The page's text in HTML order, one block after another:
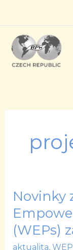
obsah
Novinky
(WEPs)
aktualita,
Novinky
z
projektu
Women’s